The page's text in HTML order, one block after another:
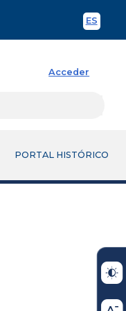
ES
Acceder
PORTAL HISTÓRICO